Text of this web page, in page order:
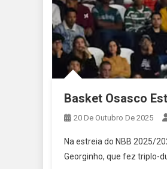
Basket Osasco
20 De Outubro De 2025
Na estreia do NBB 2025/
Georginho, que fez triplo-